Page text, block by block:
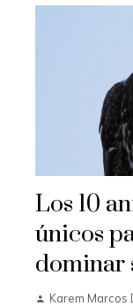
Los 10
únicos
dominar
Karem Marcos